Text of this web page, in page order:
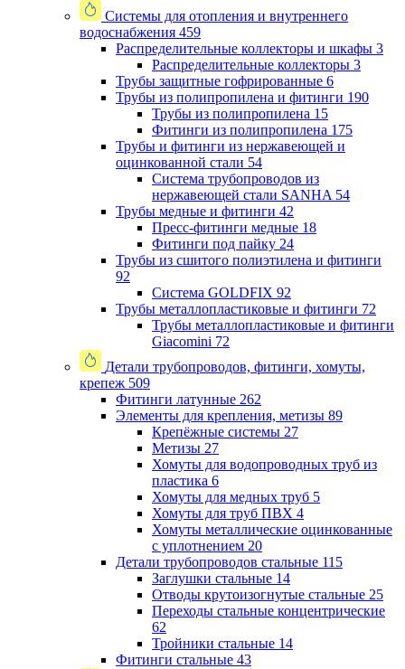
Системы для отопления и внутреннего
водоснабжения 459
Распределительные коллекторы и шкафы 3
Распределительные коллекторы 3
Трубы защитные гофрированные 6
Трубы из полипропилена и фитинги 190
Трубы из полипропилена 15
Фитинги из полипропилена 175
Трубы и фитинги из нержавеющей и
оцинкованной стали 54
Система трубопроводов из
нержавеющей стали SANHA 54
Трубы медные и фитинги 42
Пресс-фитинги медные 18
Фитинги под пайку 24
Трубы из сшитого полиэтилена и фитинги
92
Система GOLDFIX 92
Трубы металлопластиковые и фитинги 72
Трубы металлопластиковые и фитинги
Giacomini 72
Детали трубопроводов, фитинги, хомуты,
крепеж 509
Фитинги латунные 262
Элементы для крепления, метизы 89
Крепёжные системы 27
Метизы 27
Хомуты для водопроводных труб из
пластика 6
Хомуты для медных труб 5
Хомуты для труб ПВХ 4
Хомуты металлические оцинкованные
с уплотнением 20
Детали трубопроводов стальные 115
Заглушки стальные 14
Отводы крутоизогнутые стальные 25
Переходы стальные концентрические
62
Тройники стальные 14
Фитинги стальные 43